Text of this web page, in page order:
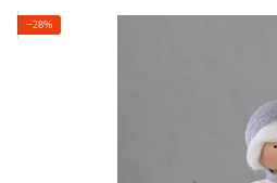
−28%